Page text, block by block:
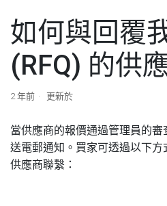
如何與回覆
(RFQ) 的供
2 年前 更新於
當供應商的報價通過管理員的
送電郵通知。買家可透過以下方
供應商聯繫：